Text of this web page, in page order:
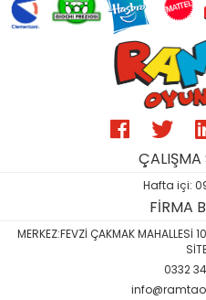
ÇALIŞMA
Hafta içi:
FİRMA
MERKEZ:FEVZİ ÇAKMAK MAHALLESİ
0332